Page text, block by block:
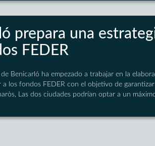
prepara una
FEDER
Benicarló ha empezado a trabajar en la
los fondos FEDER con el objetivo de
Las dos ciudades podrían optar a un